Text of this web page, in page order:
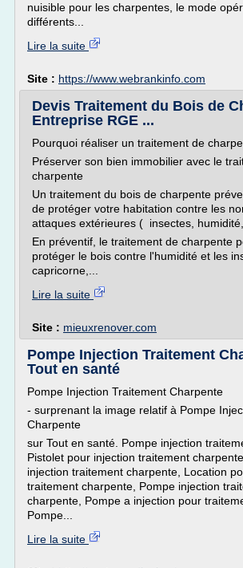
nuisible pour les charpentes, le mode
différents...
Lire la suite
Site : https://www.webrankinfo.com
Devis Traitement du Bois de
Entreprise RGE ...
Pourquoi réaliser un traitement de
Préserver son bien immobilier avec le
charpente
Un traitement du bois de charpente
de protéger votre habitation contre les
attaques extérieures ( insectes, humidité,
En préventif, le traitement de charpente
protéger le bois contre l'humidité et les
capricorne,...
Lire la suite
Site : mieuxrenover.com
Pompe Injection Traitement
Tout en santé
Pompe Injection Traitement Charpente
- surprenant la image relatif à Pompe
Charpente
sur Tout en santé. Pompe injection
Pistolet pour injection traitement
injection traitement charpente, Location
traitement charpente, Pompe injection
charpente, Pompe a injection pour
Pompe...
Lire la suite